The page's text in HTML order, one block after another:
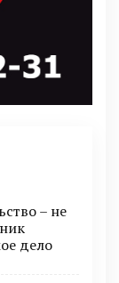
– не
дело